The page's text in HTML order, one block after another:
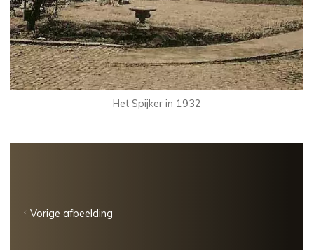
Het Spijker in 1932
Vorige afbeelding